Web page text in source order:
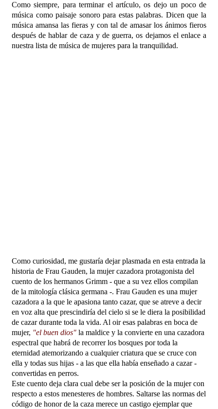
Como siempre, para terminar el artículo, os dejo un poco de
música como paisaje sonoro para estas palabras. Dicen que la
música amansa las fieras y con tal de amasar los ánimos fieros
después de hablar de caza y de guerra, os dejamos el enlace a
nuestra lista de música de mujeres para la tranquilidad.
Como curiosidad, me gustaría dejar plasmada en esta entrada la
historia de Frau Gauden, la mujer cazadora protagonista del
cuento de los hermanos Grimm - que a su vez ellos compilan
de la mitología clásica germana -. Frau Gauden es una mujer
cazadora a la que le apasiona tanto cazar, que se atreve a decir
en voz alta que prescindiría del cielo si se le diera la posibilidad
de cazar durante toda la vida. Al oir esas palabras en boca de
mujer, "el buen dios" la maldice y la convierte en una cazadora
espectral que habrá de recorrer los bosques por toda la
eternidad atemorizando a cualquier criatura que se cruce con
ella y todas sus hijas - a las que ella había enseñado a cazar -
convertidas en perros.
Este cuento deja clara cual debe ser la posición de la mujer con
respecto a estos menesteres de hombres. Saltarse las normas del
código de honor de la caza merece un castigo ejemplar que